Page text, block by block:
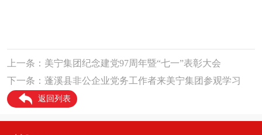
上一条：美宁集团纪念建党97周年暨“七一”表彰大会
下一条：蓬溪县非公企业党务工作者来美宁集团参观学习
返回列表